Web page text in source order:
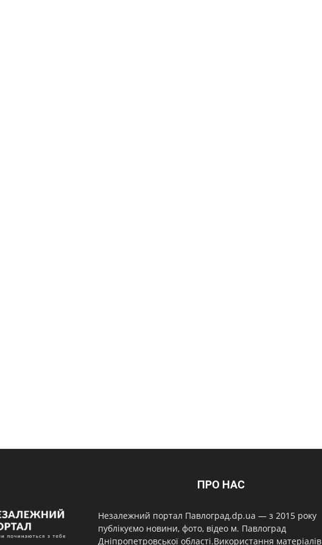
ПРО НАС
Незалежний портал Павлоград.dp.ua — з 2015 року
публікуємо новини, фото, відео м. Павлоград
Дніпропетровської області.Використання матеріалів